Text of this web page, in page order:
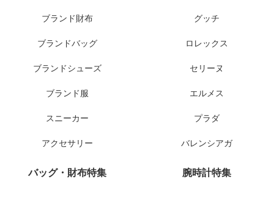
ブランド財布
ブランドバッグ
ブランドシューズ
ブランド服
スニーカー
アクセサリー
グッチ
ロレックス
セリーヌ
エルメス
プラダ
バレンシアガ
バッグ・財布特集 腕時計特集